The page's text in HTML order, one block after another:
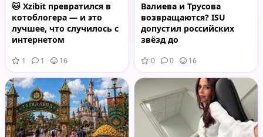
🐱 Xzibit превратился в
котоблогера — и это
лучшее, что случилось с
интернетом
1 1 16
Валиева и Трусова
возвращаются? ISU
допустил российских
звёзд до
турниров
0 0 16